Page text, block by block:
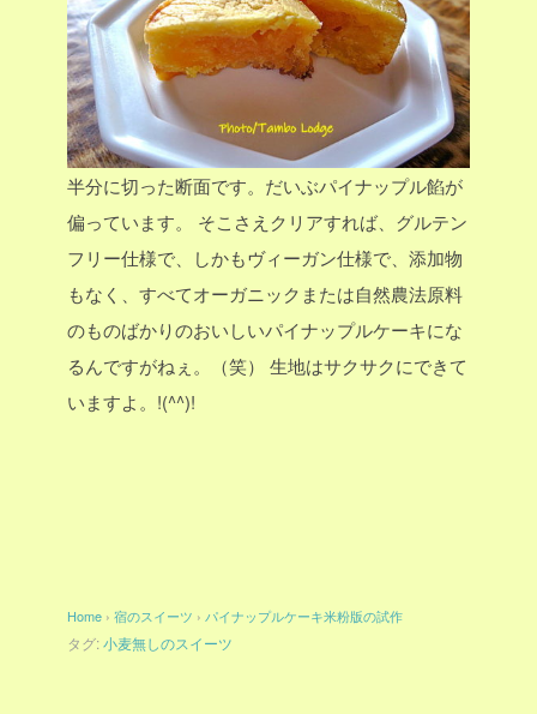
半分に切った断面です。だいぶパイナップル餡が
偏っています。
そこさえクリアすれば、グルテン
フリー仕様で、しかもヴィーガン仕様で、添加物
もなく、すべてオーガニックまたは自然農法原料
のものばかりのおいしいパイナップルケーキにな
るんですがねぇ。（笑）
生地はサクサクにできて
いますよ。!(^^)!
Home › 宿のスイーツ › パイナップルケーキ米粉版の試作
タグ:小麦無しのスイーツ